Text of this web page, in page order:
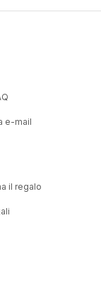
e-mail
il regalo